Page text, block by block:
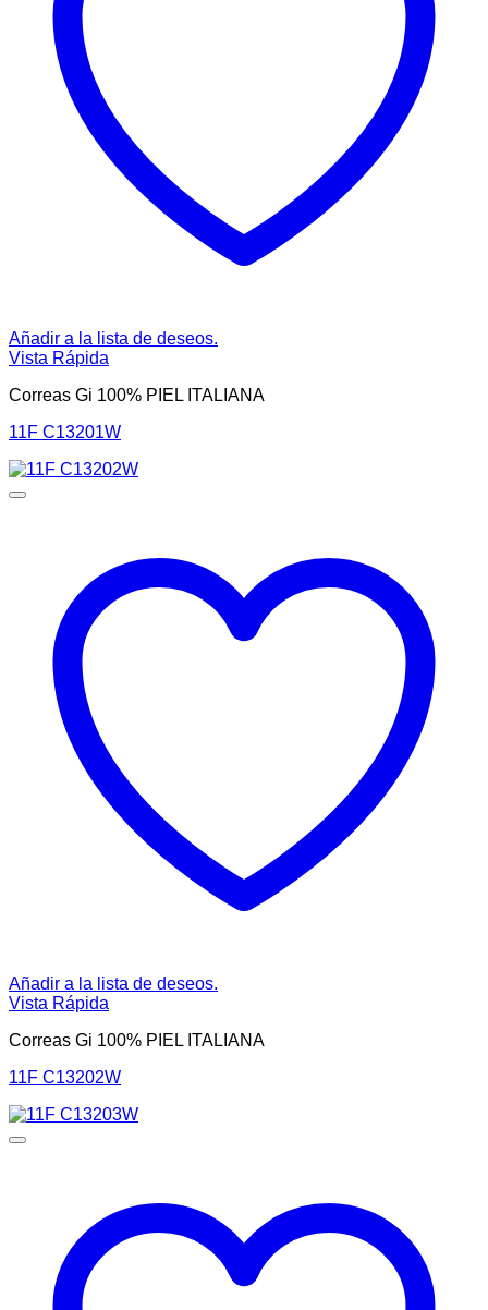
Añadir a la lista de deseos.
Vista Rápida
Correas Gi 100% PIEL ITALIANA
11F C13201W
Añadir a la lista de deseos.
Vista Rápida
Correas Gi 100% PIEL ITALIANA
11F C13202W